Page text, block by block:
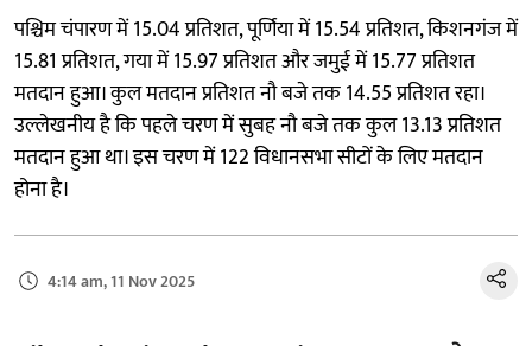
पश्चिम चंपारण में 15.04 प्रतिशत, पूर्णिया में 15.54 प्रतिशत, किशनगंज में
15.81 प्रतिशत, गया में 15.97 प्रतिशत और जमुई में 15.77 प्रतिशत
मतदान हुआ। कुल मतदान प्रतिशत नौ बजे तक 14.55 प्रतिशत रहा।
उल्लेखनीय है कि पहले चरण में सुबह नौ बजे तक कुल 13.13 प्रतिशत
मतदान हुआ था। इस चरण में 122 विधानसभा सीटों के लिए मतदान
होना है।
4:14 am, 11 Nov 2025